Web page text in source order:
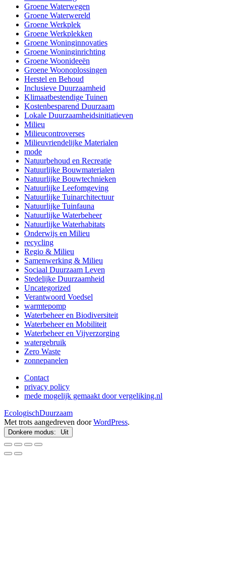
Groene Waterwegen
Groene Waterwereld
Groene Werkplek
Groene Werkplekken
Groene Woninginnovaties
Groene Woninginrichting
Groene Woonideeën
Groene Woonoplossingen
Herstel en Behoud
Inclusieve Duurzaamheid
Klimaatbestendige Tuinen
Kostenbesparend Duurzaam
Lokale Duurzaamheidsinitiatieven
Milieu
Milieucontroverses
Milieuvriendelijke Materialen
mode
Natuurbehoud en Recreatie
Natuurlijke Bouwmaterialen
Natuurlijke Bouwtechnieken
Natuurlijke Leefomgeving
Natuurlijke Tuinarchitectuur
Natuurlijke Tuinfauna
Natuurlijke Waterbeheer
Natuurlijke Waterhabitats
Onderwijs en Milieu
recycling
Regio & Milieu
Samenwerking & Milieu
Sociaal Duurzaam Leven
Stedelijke Duurzaamheid
Uncategorized
Verantwoord Voedsel
warmtepomp
Waterbeheer en Biodiversiteit
Waterbeheer en Mobiliteit
Waterbeheer en Vijverzorging
watergebruik
Zero Waste
zonnepanelen
Contact
privacy policy
mede mogelijk gemaakt door vergeliking.nl
EcologischDuurzaam
Met trots aangedreven doorWordPress.
Donkere modus: